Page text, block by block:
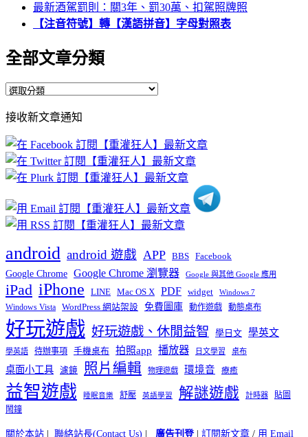
最新酒駕罰則：關3年、罰30萬、扣駕照牌照
【注音符號】轉【漢語拼音】字母對照表
全部文章分類
全
文
章
分
類
接收新文章通知
android android 遊戲 APP BBS Facebook
Google Chrome Google Chrome 瀏覽器 Google 與其他 Google 應用
iPad iPhone LINE Mac OS X PDF widget Windows 7
Windows Vista WordPress 網站架設 免費圖庫 動作遊戲 動態桌布
好玩遊戲 好玩遊戲、休閒益智 學日文 學英文
學英語 待辦事項 手機桌布 拍照app 播放器 日文學習 桌布
桌面小工具 濾鏡 照片編輯 物理遊戲 環境音 療癒
益智遊戲 睡眠音樂 舒壓 英語學習 解謎遊戲 計時器
貼圖
鬧鐘
關於本站 | 聯絡站長(Contact Us) | 廣告刊登| 訂閱新文章 / 用 Email